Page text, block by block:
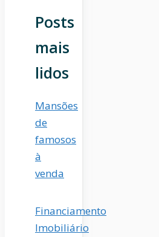
Posts
mais
lidos
Mansões
de
famosos
à
venda
Financiamento
Imobiliário